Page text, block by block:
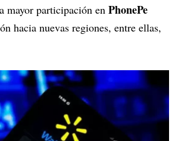
mayor participación en PhonePe
hacia nuevas regiones, entre ellas,